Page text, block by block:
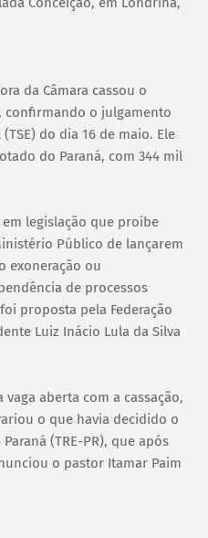
da Câmara cassou o
confirmando o julgamento
do dia 16 de maio. Ele
do Paraná, com 344 mil
legislação que proíbe
Público de lançarem
exoneração ou
de processos
proposta pela Federação
Luiz Inácio Lula da Silva
aberta com a cassação,
o que havia decidido o
(TRE-PR), que após
o pastor Itamar Paim